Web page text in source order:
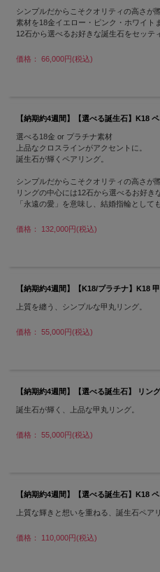
シンプルだからこそクオリティの高さが
素材を18金イエロー・ピンク・ホワイト
12石から選べるお好きな誕生石をセッテ
価格： 66,000円(税込)
【納期約4週間】【選べる誕生石】K18
選べる18金 or プラチナ素材
上品なクロスラインがアクセントに。
誕生石が輝くペアリング。
シンプルだからこそクオリティの高さが
リングの中心には12石から選べるお好
「永遠の愛」を意味し、結婚指輪として
価格： 132,000円(税込)
【納期約4週間】【K18/プラチナ】K18
上質を纏う、シンプルな甲丸リング。
価格： 55,000円(税込)
【納期約4週間】【選べる誕生石】 リ
誕生石が輝く、上品な甲丸リング。
価格： 55,000円(税込)
【納期約4週間】【選べる誕生石】K18
上質な輝きと想いを重ねる、誕生石ペア
価格： 110,000円(税込)